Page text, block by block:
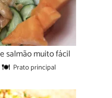
salmão muito fácil
Prato principal